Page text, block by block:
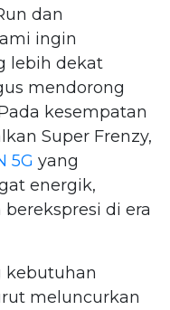
dan
ingin
lebih dekat
mendorong
kesempatan
Super Frenzy,
5G yang
energik,
di era
kebutuhan
meluncurkan